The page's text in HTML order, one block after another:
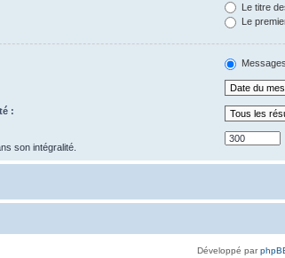
Le titre
Le
Messages
:
son intégralité.
Développé par